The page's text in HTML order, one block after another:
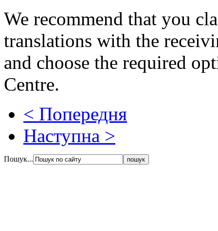
We recommend that you
translations with the
and choose the required
Centre.
< Попередня
Наступна >
Пошук...